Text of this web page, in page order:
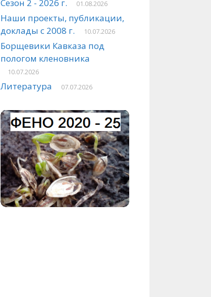
Сезон 2 - 2026 г.
01.08.2026
Наши проекты, публикации,
доклады с 2008 г.
10.07.2026
Борщевики Кавказа под
пологом кленовника
10.07.2026
Литература 07.07.2026